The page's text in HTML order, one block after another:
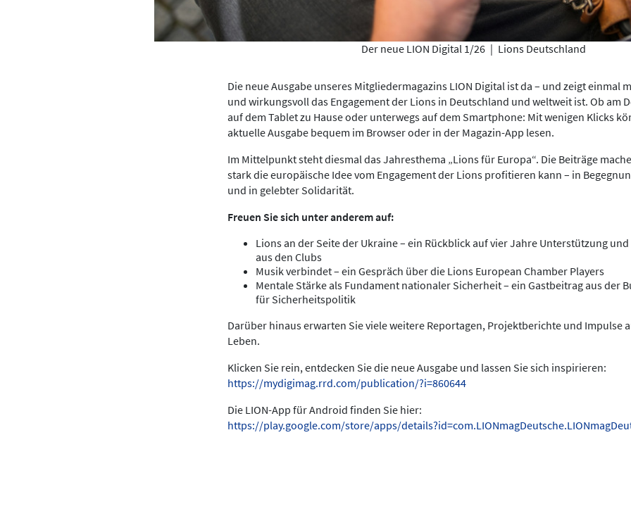
Der neue LION Digital 1/26 | Lions Deutschland
Die neue Ausgabe unseres Mitgliedermagazins LION Digital ist da – und zeigt einmal
und wirkungsvoll das Engagement der Lions in Deutschland und weltweit ist. Ob am
auf dem Tablet zu Hause oder unterwegs auf dem Smartphone: Mit wenigen Klicks
aktuelle Ausgabe bequem im Browser oder in der Magazin-App lesen.
Im Mittelpunkt steht diesmal das Jahresthema „Lions für Europa“. Die Beiträge
stark die europäische Idee vom Engagement der Lions profitieren kann – in
und in gelebter Solidarität.
Freuen Sie sich unter anderem auf:
Lions an der Seite der Ukraine – ein Rückblick auf vier Jahre Unterstützung
aus den Clubs
Musik verbindet – ein Gespräch über die Lions European Chamber Players
Mentale Stärke als Fundament nationaler Sicherheit – ein Gastbeitrag aus der
für Sicherheitspolitik
Darüber hinaus erwarten Sie viele weitere Reportagen, Projektberichte und Impulse
Leben.
Klicken Sie rein, entdecken Sie die neue Ausgabe und lassen Sie sich inspirieren:
https://mydigimag.rrd.com/publication/?i=860644
Die LION-App für Android finden Sie hier:
https://play.google.com/store/apps/